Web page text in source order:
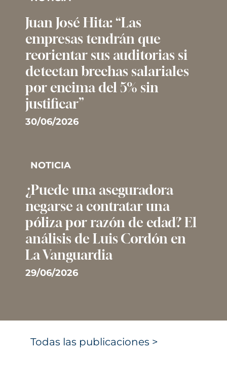
Juan José Hita: “Las
empresas tendrán que
reorientar sus auditorias si
detectan brechas salariales
por encima del 5% sin
justificar”
30/06/2026
NOTICIA
¿Puede una aseguradora
negarse a contratar una
póliza por razón de edad? El
análisis de Luis Cordón en
La Vanguardia
29/06/2026
Todas las publicaciones >